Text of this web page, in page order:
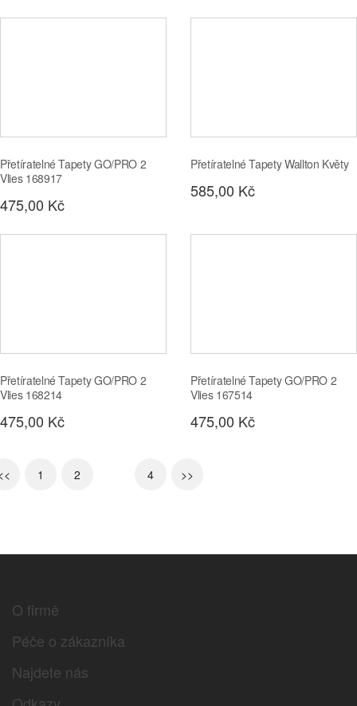
Přetíratelné Tapety GO/PRO 2
Vlies 168917
475,00 Kč
Přetíratelné Tapety Wallton Květy
585,00 Kč
Přetíratelné Tapety GO/PRO 2
Vlies 168214
475,00 Kč
Přetíratelné Tapety GO/PRO 2
Vlies 167514
475,00 Kč
1 2 4 >>
O firmě
Péče o zákazníka
Najdete nás